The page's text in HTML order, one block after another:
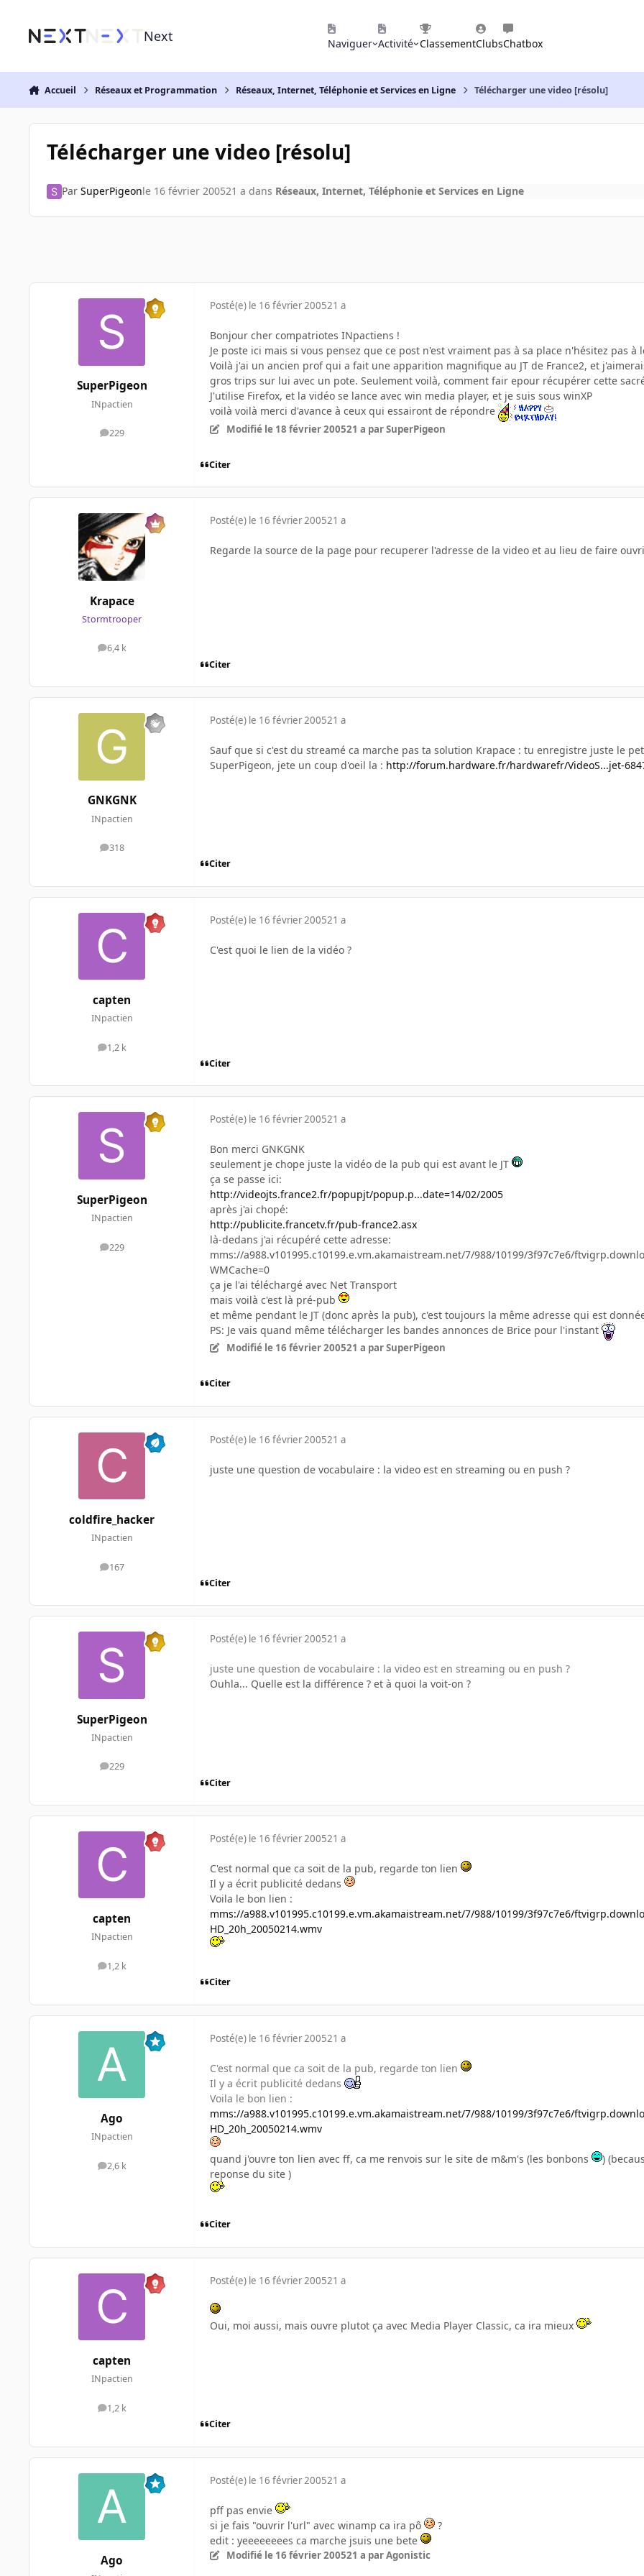
Next Naviguer Activité ClassementClubsChatbox
Accueil Réseaux et Programmation Réseaux, Internet, Téléphonie et Services en Ligne Télécharger une video [résolu]
Télécharger une video [résolu]
Par SuperPigeonle 16 février 200521 a dans Réseaux, Internet, Téléphonie et Services en Ligne
SuperPigeon
INpactien
229
messages
Posté(e) le 16 février 200521 a
Bonjour cher compatriotes INpactiens !
Je poste ici mais si vous pensez que ce post n'est vraiment pas à sa place n'hésitez pas
Voilà j'ai un ancien prof qui a fait une apparition magnifique au JT de France2, et
gros trips sur lui avec un pote. Seulement voilà, comment fair epour récupérer cette
J'utilise Firefox, et la vidéo se lance avec win media player, et je suis sous winXP
voilà voilà merci d'avance à ceux qui essairont de répondre
Modifié le 18 février 200521 a par SuperPigeon
Citer
Krapace
Stormtrooper
6,4 k
messages
Posté(e) le 16 février 200521 a
Regarde la source de la page pour recuperer l'adresse de la video et au lieu de faire
Citer
GNKGNK
INpactien
318
messages
Posté(e) le 16 février 200521 a
Sauf que si c'est du streamé ca marche pas ta solution Krapace : tu enregistre juste le
SuperPigeon, jete un coup d'oeil la : http://forum.hardware.fr/hardwarefr/VideoS...jet-
Citer
capten
INpactien
1,2 k
messages
Posté(e) le 16 février 200521 a
C'est quoi le lien de la vidéo ?
Citer
SuperPigeon
INpactien
229
messages
Posté(e) le 16 février 200521 a
Bon merci GNKGNK
seulement je chope juste la vidéo de la pub qui est avant le JT
ça se passe ici:
http://videojts.france2.fr/popupjt/popup.p...date=14/02/2005
après j'ai chopé:
http://publicite.francetv.fr/pub-france2.asx
là-dedans j'ai récupéré cette adresse:
mms://a988.v101995.c10199.e.vm.akamaistream.net/7/988/10199/3f97c7e6/
WMCache=0
ça je l'ai téléchargé avec Net Transport
mais voilà c'est là pré-pub
et même pendant le JT (donc après la pub), c'est toujours la même adresse qui est
PS: Je vais quand même télécharger les bandes annonces de Brice pour l'instant
Modifié le 16 février 200521 a par SuperPigeon
Citer
coldfire_hacker
INpactien
167
messages
Posté(e) le 16 février 200521 a
juste une question de vocabulaire : la video est en streaming ou en push ?
Citer
SuperPigeon
INpactien
229
messages
Posté(e) le 16 février 200521 a
juste une question de vocabulaire : la video est en streaming ou en push ?
Ouhla... Quelle est la différence ? et à quoi la voit-on ?
Citer
capten
INpactien
1,2 k
messages
Posté(e) le 16 février 200521 a
C'est normal que ca soit de la pub, regarde ton lien
Il y a écrit publicité dedans
Voila le bon lien :
mms://a988.v101995.c10199.e.vm.akamaistream.net/7/988/10199/3f97c7e6/
HD_20h_20050214.wmv
Citer
Ago
INpactien
2,6 k
messages
Posté(e) le 16 février 200521 a
C'est normal que ca soit de la pub, regarde ton lien
Il y a écrit publicité dedans
Voila le bon lien :
mms://a988.v101995.c10199.e.vm.akamaistream.net/7/988/10199/3f97c7e6/
HD_20h_20050214.wmv
quand j'ouvre ton lien avec ff, ca me renvois sur le site de m&m's (les bonbons
)
reponse du site )
Citer
capten
INpactien
1,2 k
messages
Posté(e) le 16 février 200521 a
Oui, moi aussi, mais ouvre plutot ça avec Media Player Classic, ca ira mieux
Citer
Ago
Posté(e) le 16 février 200521 a
pff pas envie
si je fais "ouvrir l'url" avec winamp ca ira pô
?
edit : yeeeeeeees ca marche jsuis une bete
Modifié le 16 février 200521 a par Agonistic